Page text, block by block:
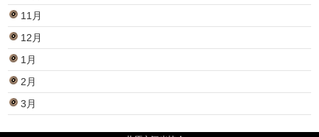
11月
12月
1月
2月
3月